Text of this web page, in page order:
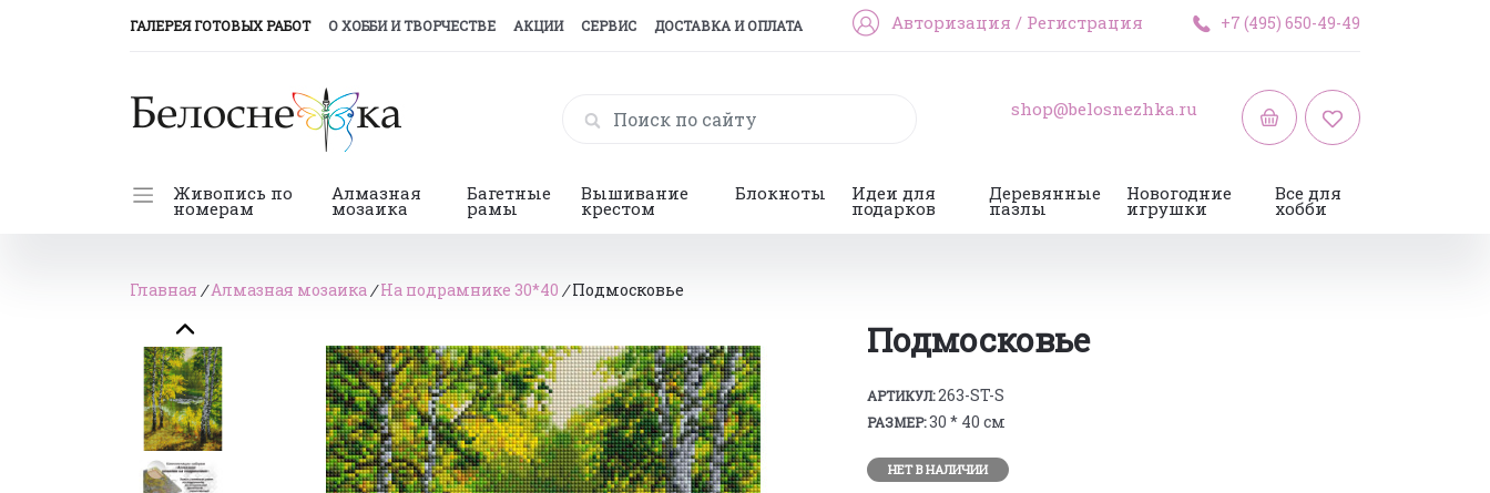
ГАЛЕРЕЯ ГОТОВЫХ РАБОТ(CURRENT)
О ХОББИ И ТВОРЧЕСТВЕ АКЦИИ СЕРВИС ДОСТАВКА И ОПЛАТА Авторизация / Регистрация +7 (495) 650-49-49
shop@belosnezhka.ru
Живопись по
номерам
Алмазная
мозаика
Багетные
рамы
Вышивание
крестом
Блокноты Идеи для
подарков
Деревянные
пазлы
Новогодние
игрушки
Все для
хобби
Главная /Алмазная мозаика/На подрамнике 30*40 /Подмосковье
Подмосковье
АРТИКУЛ:263-ST-S
РАЗМЕР:30 * 40 см
НЕТ В НАЛИЧИИ